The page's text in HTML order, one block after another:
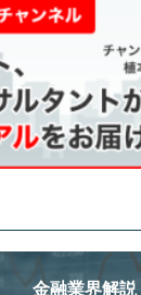
金融業界解説